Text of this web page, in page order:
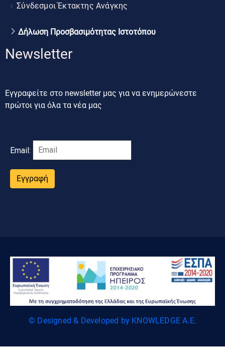
Σύνδεσμοι Έκτακτης Ανάγκης
Δήλωση Προσβασιμότητας Ιστοτόπου
Newsletter
Εγγραφείτε στο newsletter μας για να ενημερώνεστε
πρώτοι για όλα τα νέα μας
Email:
Εγγραφή
© Designed & Developed by KNOWLEDGE A.E.